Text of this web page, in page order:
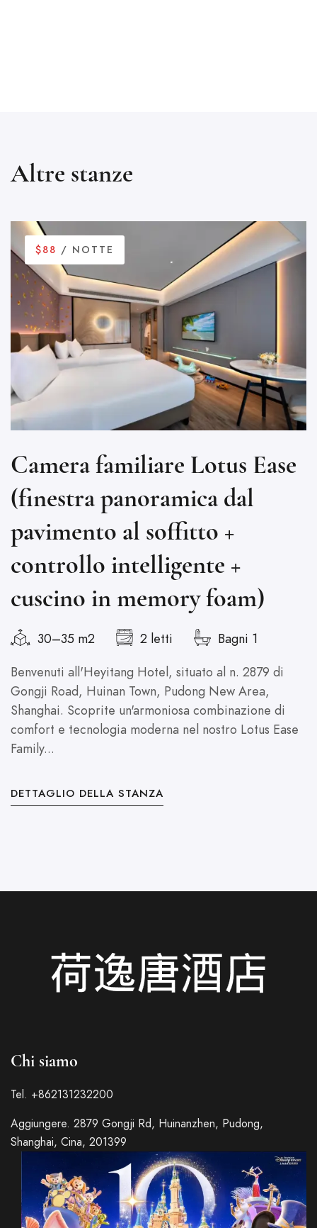
Altre stanze
$88 / NOTTE
Camera familiare Lotus Ease
(finestra panoramica dal
pavimento al soffitto +
controllo intelligente +
cuscino in memory foam)
30–35 m2 2 letti
Bagni 1
Benvenuti all'Heyitang Hotel, situato al n. 2879 di
Gongji Road, Huinan Town, Pudong New Area,
Shanghai. Scoprite un'armoniosa combinazione di
comfort e tecnologia moderna nel nostro Lotus Ease
Family...
DETTAGLIO DELLA STANZA
Chi siamo
Tel. +862131232200
Aggiungere. 2879 Gongji Rd, Huinanzhen, Pudong,
Shanghai, Cina, 201399
Spanish
French
Russian